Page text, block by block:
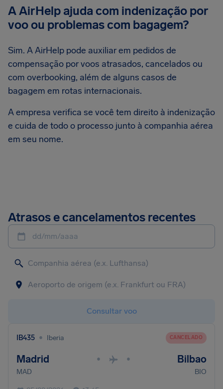
A AirHelp ajuda com indenização por
voo ou problemas com bagagem?
Sim. A AirHelp pode auxiliar em pedidos de
compensação por voos atrasados, cancelados ou
com overbooking, além de alguns casos de
bagagem em rotas internacionais.
A empresa verifica se você tem direito à indenização
e cuida de todo o processo junto à companhia aérea
em seu nome.
Atrasos e cancelamentos recentes
dd/mm/aaaa
Consultar voo
IB435 • Iberia CANCELADO
Madrid • • Bilbao
MAD BIO